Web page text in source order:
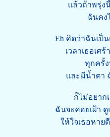
แล้วถ้าพรุ่ง
ฉันคง
Eh คิดว่าฉันเป็
เวลาเธอเศ
ทุกครั้ง
และมีน้ำตา
ก็ไม่อยาก
ฉันจะคอยเฝ้า
ให้ใจเธอหาย